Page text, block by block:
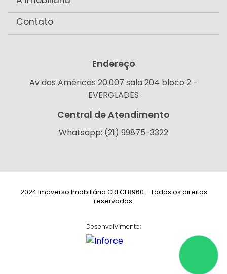
Contato
Endereço
Av das Américas 20.007 sala 204 bloco 2 -
EVERGLADES
Central de Atendimento
Whatsapp: (21) 99875-3322
2024 Imoverso Imobiliária CRECI 8960 - Todos os direitos
reservados.
Desenvolvimento: